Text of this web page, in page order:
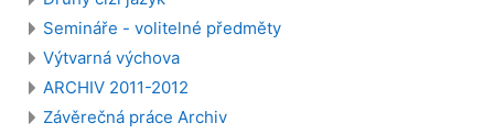
Semináře - volitelné předměty
Výtvarná výchova
ARCHIV 2011-2012
Závěrečná práce Archiv